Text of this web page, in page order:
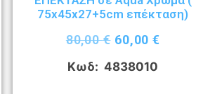
75x45x27+5cm επέκταση)
80,00€ 60,00€
Κωδ: 4838010